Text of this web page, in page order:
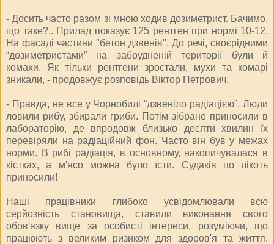
- Досить часто разом зі мною ходив дозиметрист. Бачимо,
що таке?.. Прилад показує 125 рентген при нормі 10-12.
На фасаді частини "бетон дзвенів". До речі, своєрідними
“дозиметристами” на забрудненій території були й
комахи. Як тільки рентгени зростали, мухи та комарі
зникали, - продовжує розповідь Віктор Петрович.
- Правда, не все у Чорнобилі “дзвеніло радіацією”. Люди
ловили рибу, збирали гриби. Потім зібране приносили в
лабораторію, де впродовж близько десяти хвилин їх
перевіряли на радіаційний фон. Часто він був у межах
норми. В рибі радіація, в основному, накопичувалася в
кістках, а м'ясо можна було їсти. Судаків по лікоть
приносили!
Наші працівники глибоко усвідомлювали всю
серйозність становища, ставили виконання свого
обов'язку вище за особисті інтереси, розуміючи, що
працюють з великим ризиком для здоров'я та життя.